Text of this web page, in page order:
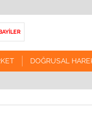
DOĞRUSAL
DOĞRUSAL